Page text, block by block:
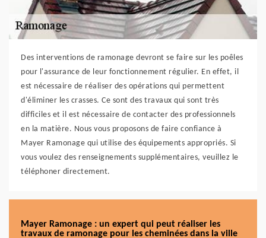
Des interventions de ramonage devront se faire sur les poêles
pour l'assurance de leur fonctionnement régulier. En effet, il
est nécessaire de réaliser des opérations qui permettent
d'éliminer les crasses. Ce sont des travaux qui sont très
difficiles et il est nécessaire de contacter des professionnels
en la matière. Nous vous proposons de faire confiance à
Mayer Ramonage qui utilise des équipements appropriés. Si
vous voulez des renseignements supplémentaires, veuillez le
téléphoner directement.
Mayer Ramonage : un expert qui peut réaliser les
travaux de ramonage pour les cheminées dans la ville